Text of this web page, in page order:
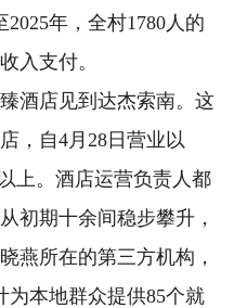
年，全村1780人的
入支付。
店见到达杰索南。这
，自4月28日营业以
上。酒店运营负责人都
初期十余间稳步攀升，
燕所在的第三方机构，
为本地群众提供85个就